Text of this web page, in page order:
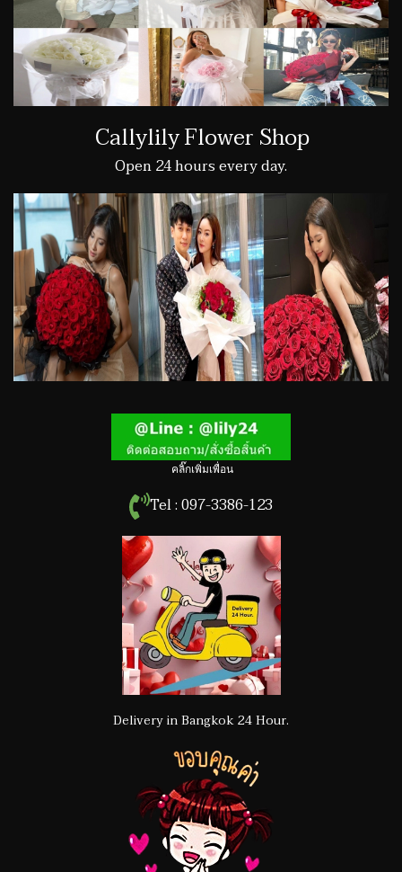
Callylily Flower Shop
Open 24 hours every day.
คลิ๊กเพิ่มเพื่อน
Tel : 097-3386-123
Delivery in Bangkok 24 Hour.